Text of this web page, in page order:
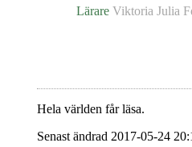
Lärare Viktoria Julia
Hela världen får läsa.
Senast ändrad 2017-05-24